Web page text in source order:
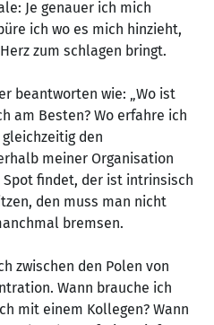
Je genauer ich mich
ich wo es mich hinzieht,
zum schlagen bringt.
beantworten wie: „Wo ist
am Besten? Wo erfahre ich
den
meiner Organisation
Spot findet, der ist intrinsisch
den muss man nicht
bremsen.
zwischen den Polen von
Wann brauche ich
mit einem Kollegen? Wann